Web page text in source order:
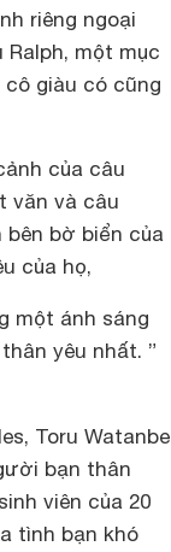
riêng ngoại
Ralph, một mục
giàu có cũng
của câu
văn và câu
bờ biển của
của họ,
một ánh sáng
yêu nhất. ”
Toru Watanbe
bạn thân
viên của 20
tình bạn khó